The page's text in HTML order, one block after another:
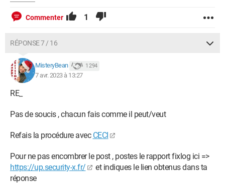
Commenter 1
RÉPONSE 7 / 16
MisteryBean 1 294
7 avr. 2023 à 13:27
RE_
Pas de soucis , chacun fais comme il peut/veut
Refais la procédure avec CECI
Pour ne pas encombrer le post , postes le rapport fixlog ici =>
https://up.security-x.fr/
et indiques le lien obtenus dans ta
réponse